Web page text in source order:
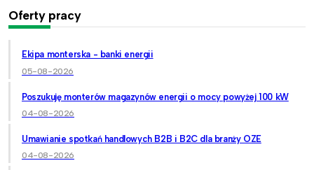
Oferty pracy
Ekipa monterska - banki energii
05-08-2026
Poszukuję monterów magazynów energii o mocy powyżej 100 kW
04-08-2026
Umawianie spotkań handlowych B2B i B2C dla branży OZE
04-08-2026